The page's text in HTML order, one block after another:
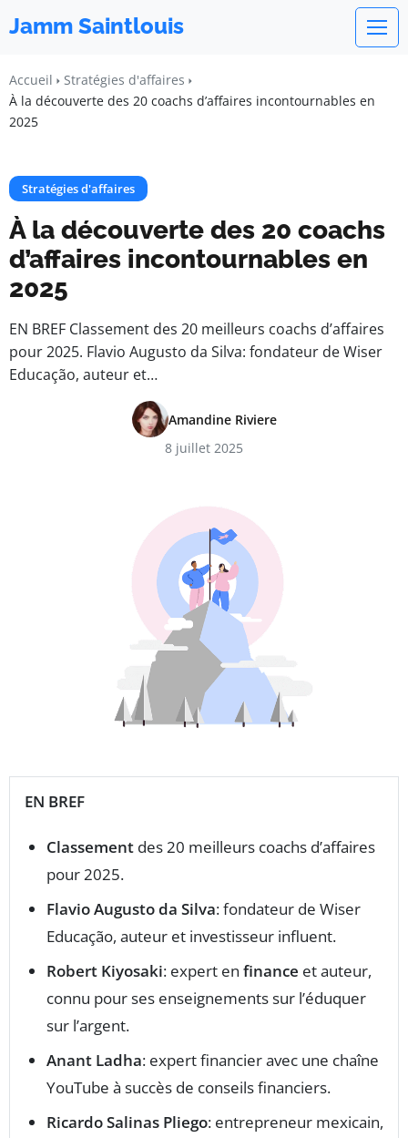
Jamm Saintlouis
Accueil
Stratégies d'affaires
À la découverte des 20 coachs d’affaires incontournables en
2025
Stratégies d'affaires
À la découverte des 20 coachs
d’affaires incontournables en
2025
EN BREF Classement des 20 meilleurs coachs d’affaires
pour 2025. Flavio Augusto da Silva: fondateur de Wiser
Educação, auteur et…
Amandine Riviere
8 juillet 2025
EN BREF
Classement des 20 meilleurs coachs d’affaires
pour 2025.
Flavio Augusto da Silva: fondateur de Wiser
Educação, auteur et investisseur influent.
Robert Kiyosaki: expert en finance et auteur,
connu pour ses enseignements sur l’éduquer
sur l’argent.
Anant Ladha: expert financier avec une chaîne
YouTube à succès de conseils financiers.
Ricardo Salinas Pliego: entrepreneur mexicain,